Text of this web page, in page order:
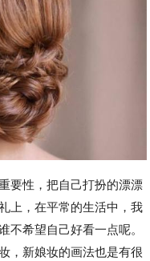
要性，把自己打扮的漂漂
上，在平常的生活中，我
希望自己好看一点呢。
，新娘妆的画法也是有很